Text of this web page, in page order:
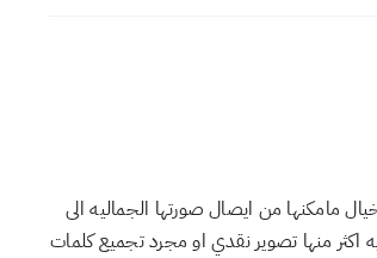
مامكنها من ايصال صورتها الجماليه الى
اكثر منها تصوير نقدي او مجرد تجميع كلمات